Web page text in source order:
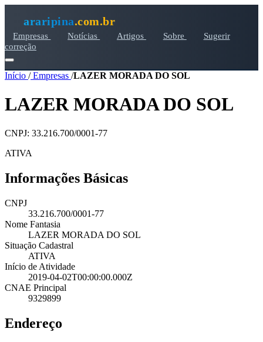
araripina.com.br
Empresas Notícias Artigos Sobre
Sugerir
correção
Início /Empresas /LAZER MORADA DO SOL
LAZER MORADA DO SOL
CNPJ: 33.216.700/0001-77
ATIVA
Informações Básicas
CNPJ
33.216.700/0001-77
Nome Fantasia
LAZER MORADA DO SOL
Situação Cadastral
ATIVA
Início de Atividade
2019-04-02T00:00:00.000Z
CNAE Principal
9329899
Endereço